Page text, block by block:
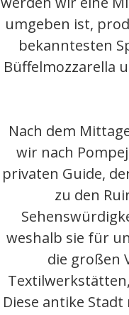
umgeben ist,
bekanntesten
Büffelmozzarella
Nach dem
wir nach
privaten Guide,
zu den
weshalb sie für
die großen
Diese antike